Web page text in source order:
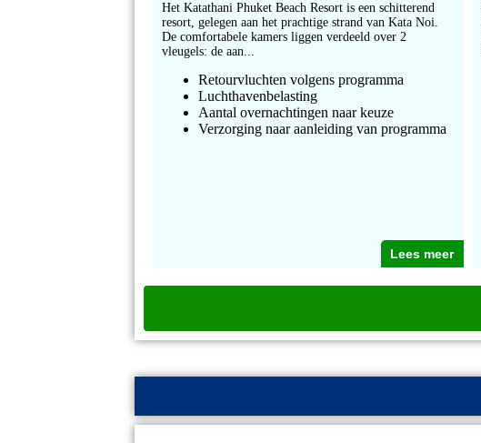
Het Katathani Phuket Beach Resort is een schitterend
resort, gelegen aan het prachtige strand van Kata Noi.
De comfortabele kamers liggen verdeeld over 2
vleugels: de aan...
Retourvluchten volgens programma
Luchthavenbelasting
Aantal overnachtingen naar keuze
Verzorging naar aanleiding van programma
Lees meer